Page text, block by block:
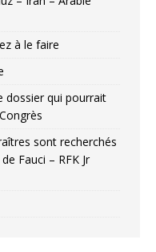
à le faire
dossier qui pourrait
sont recherchés
Fauci – RFK Jr